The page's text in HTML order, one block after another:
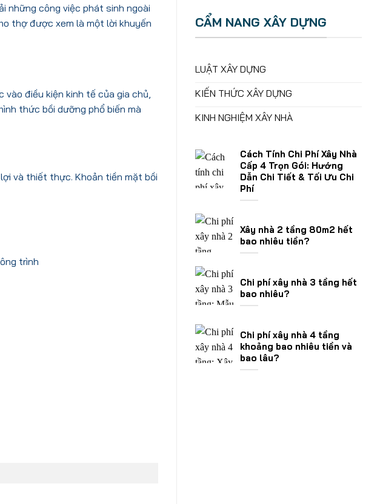
những công việc phát sinh ngoài
thợ được xem là một lời khuyến
điều kiện kinh tế của gia chủ,
thức bồi dưỡng phổ biến mà
và thiết thực. Khoản tiền mặt bồi
trình
CẨM NANG XÂY DỰNG
LUẬT XÂY DỰNG
KIẾN THỨC XÂY DỰNG
KINH NGHIỆM XÂY NHÀ
Cách Tính Chi Phí Xây Nhà
Cấp 4 Trọn Gói: Hướng
Dẫn Chi Tiết & Tối Ưu Chi
Phí
Xây nhà 2 tầng 80m2 hết
bao nhiêu tiền?
Chi phí xây nhà 3 tầng hết
bao nhiêu?
Chi phí xây nhà 4 tầng
khoảng bao nhiêu tiền và
bao lâu?